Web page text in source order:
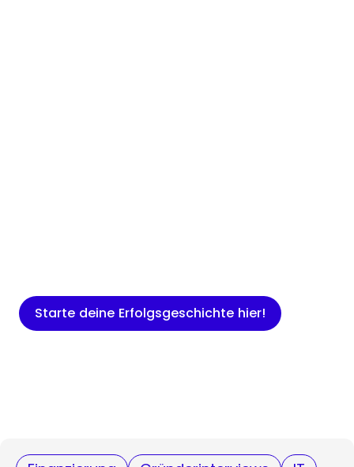
Starte deine Erfolgsgeschichte hier!